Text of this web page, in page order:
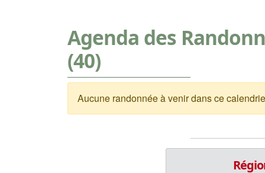
Agenda des
(40)
Aucune randonnée à venir dans ce